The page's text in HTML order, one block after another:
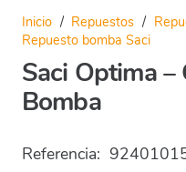
Inicio / Repuestos /
Repuesto bomba Saci
Saci Optima
Bomba
Referencia: